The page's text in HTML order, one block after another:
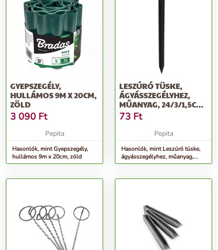
GYEPSZEGÉLY,
HULLÁMOS 9M X 20CM,
ZÖLD
3 090 Ft
Pepita
Hasonlók, mint Gyepszegély,
hullámos 9m x 20cm, zöld
LESZÚRÓ TÜSKE,
ÁGYÁSSZEGÉLYHEZ,
MŰANYAG, 24/3/1,5CM
50 DB/CSOMAG OBKT
73 Ft
Pepita
Hasonlók, mint Leszúró tüske,
ágyásszegélyhez, műanyag,
24/3/1,5cm 50 db/csomag OBKT